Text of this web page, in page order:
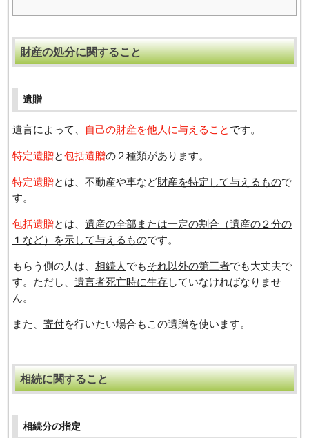
財産の処分に関すること
遺贈
遺言によって、 自己の財産を他人に与えること です。
特定遺贈と包括遺贈の２種類があります。
特定遺贈とは、不動産や車など財産を特定して与えるもので
す。
包括遺贈とは、 遺産の全部または一定の割合（遺産の２分の
１など）を示して与えるものです。
もらう側の人は、 相続人 でもそれ以外の第三者でも大丈夫で
す。ただし、 遺言者死亡時に生存していなければなりませ
ん。
また、 寄付を行いたい場合もこの遺贈を使います。
相続に関すること
相続分の指定